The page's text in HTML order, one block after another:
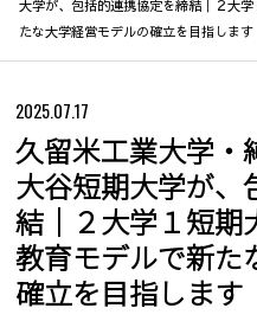
大学が、包括的連携協定を締結｜２大
たな大学経営モデルの確立を目指します
2025.07.17
久留米工業大学・
大谷短期大学が、
結｜２大学１短期
教育モデルで新た
確立を目指します